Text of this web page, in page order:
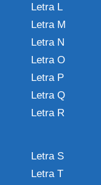
Letra L
Letra M
Letra N
Letra O
Letra P
Letra Q
Letra R
Letra S
Letra T